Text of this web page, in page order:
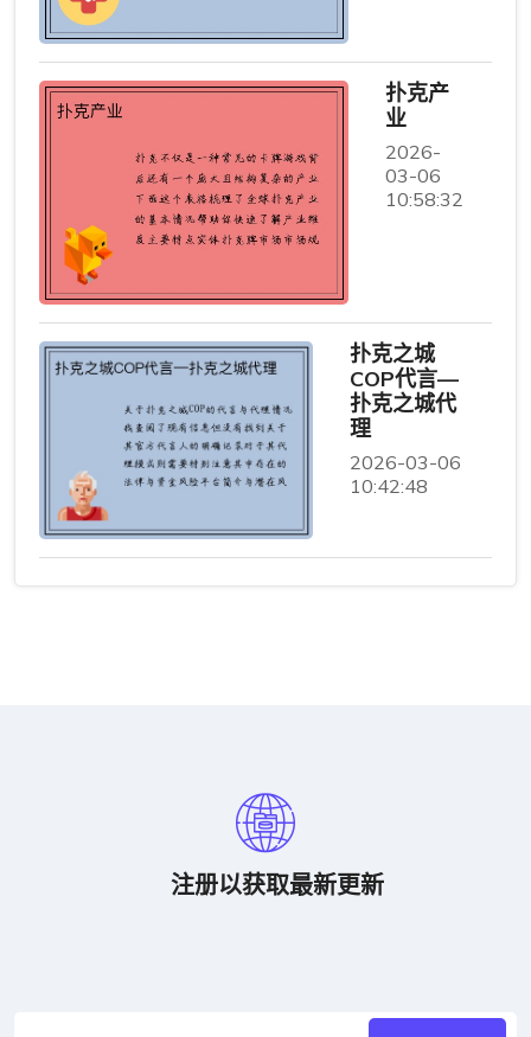
扑克产
业
2026-
03-06
10:58:32
扑克之城
COP代言—
扑克之城代
理
2026-03-06
10:42:48
注册以获取最新更新